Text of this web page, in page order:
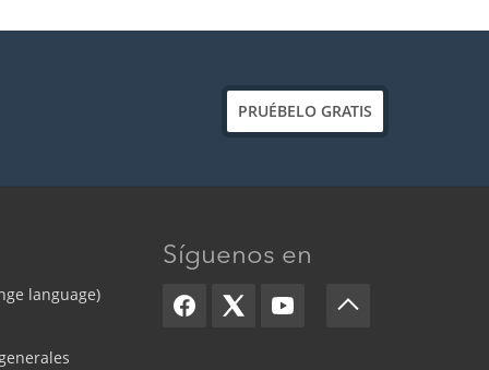
PRUÉBELO GRATIS
language)
Síguenos en